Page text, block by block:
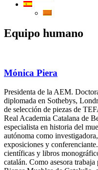
Equipo humano
Mónica Piera
Presidenta de la AEM.
diplomada en Sothebys,
de selección de piezas de
Real Academia Catalana de
especialista en historia del
autónoma como
exposiciones y
científicas y libros
catalán. Como asesora